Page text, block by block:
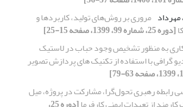
مروری بر روش‌های تولید، کاربردها و
[دوره 25، شماره 99، 1399، صفحه 15-25]
به منظور تشخیص وجود حباب در لاستیک
گرافی با استفاده از تکنیک های پردازش تصویر
رابطه رهبری تحول‌گرا، مشارکت در پروژه، میل